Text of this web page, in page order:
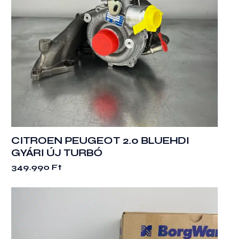
CITROEN PEUGEOT 2.0 BLUEHDI
GYÁRI ÚJ TURBÓ
349.990 Ft